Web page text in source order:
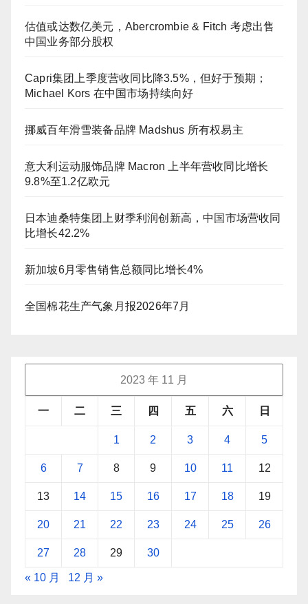
估值或达数亿美元，Abercrombie & Fitch 考虑出售
中国业务部分股权
Capri集团上季度营收同比降3.5%，但好于预期；
Michael Kors 在中国市场持续向好
挪威百年滑雪装备品牌 Madshus 所有权易主
意大利运动服饰品牌 Macron 上半年营收同比增长
9.8%至1.2亿欧元
日本迪桑特集团上财季利润创新高，中国市场营收同
比增长42.2%
新加坡6月零售销售总额同比增长4%
全国棉花生产气象月报2026年7月
2023 年 11 月
一 二 三 四 五 六 日
1 2 3 4 5
6 7 8 9 10 11 12
13 14 15 16 17 18 19
20 21 22 23 24 25 26
27 28 29 30
« 10 月 12 月 »